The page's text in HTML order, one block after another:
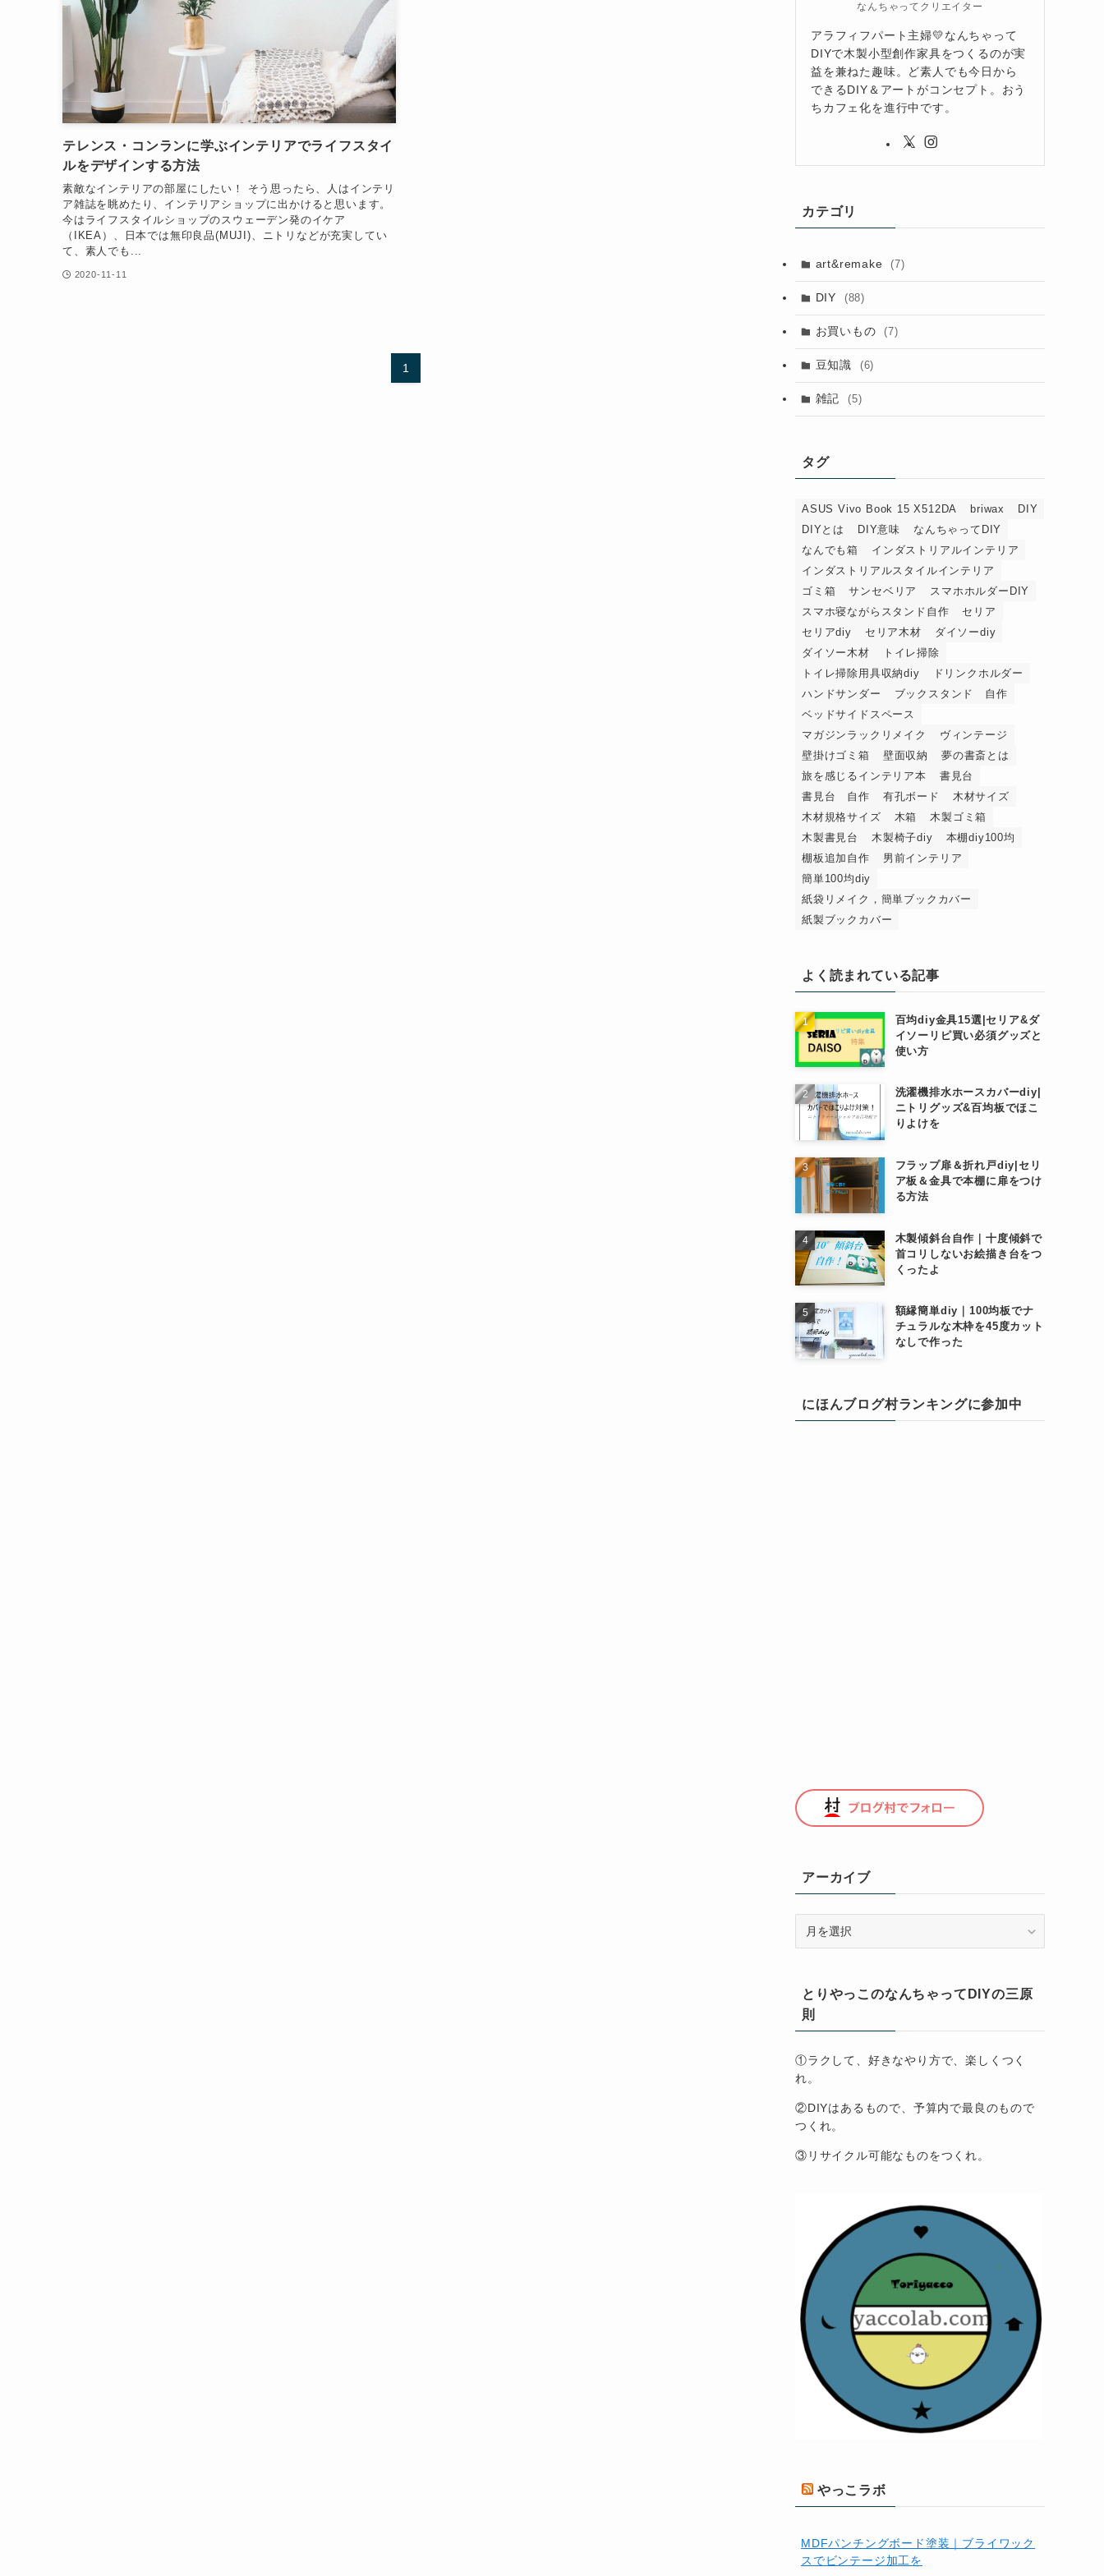
テレンス・コンランに学ぶインテリアでライフスタイ
ルをデザインする方法
素敵なインテリアの部屋にしたい！ そう思ったら、人はインテリ
ア雑誌を眺めたり、インテリアショップに出かけると思います。
今はライフスタイルショップのスウェーデン発のイケア
（IKEA）、日本では無印良品(MUJI)、ニトリなどが充実してい
て、素人でも...
2020-11-11
1
なんちゃってクリエイター
アラフィフパート主婦💛なんちゃって
DIYで木製小型創作家具をつくるのが実
益を兼ねた趣味。ど素人でも今日から
できるDIY＆アートがコンセプト。おう
ちカフェ化を進行中です。
カテゴリ
art&remake (7)
DIY (88)
お買いもの (7)
豆知識 (6)
雑記 (5)
タグ
ASUS Vivo Book 15 X512DA briwax
DIY
DIYとは
DIY意味
なんちゃってDIY
なんでも箱
インダストリアルインテリア
インダストリアルスタイルインテリア
ゴミ箱
サンセベリア
スマホホルダーDIY
スマホ寝ながらスタンド自作
セリア
セリアdiy
セリア木材
ダイソーdiy
ダイソー木材
トイレ掃除
トイレ掃除用具収納diy
ドリンクホルダー
ハンドサンダー
ブックスタンド 自作
ベッドサイドスペース
マガジンラックリメイク
ヴィンテージ
壁掛けゴミ箱
壁面収納
夢の書斎とは
旅を感じるインテリア本
書見台
書見台 自作
有孔ボード
木材サイズ
木材規格サイズ
木箱
木製ゴミ箱
木製書見台
木製椅子diy
本棚diy100均
棚板追加自作
男前インテリア
簡単100均diy
紙袋リメイク，簡単ブックカバー
紙製ブックカバー
よく読まれている記事
百均diy金具15選|セリア&ダ
イソーリピ買い必須グッズと
使い方
洗濯機排水ホースカバーdiy|
ニトリグッズ&百均板でほこ
りよけを
フラップ扉＆折れ戸diy|セリ
ア板＆金具で本棚に扉をつけ
る方法
木製傾斜台自作｜十度傾斜で
首コリしないお絵描き台をつ
くったよ
額縁簡単diy｜100均板でナ
チュラルな木枠を45度カット
なしで作った
にほんブログ村ランキングに参加中
アーカイブ
ブとりやっこのなんちゃってDIYの三原
則
①ラクして、好きなやり方で、楽しくつく
れ。
②DIYはあるもので、予算内で最良のもので
つくれ。
③リサイクル可能なものをつくれ。
やっこラボ
MDFパンチングボード塗装｜ブライワック
スでビンテージ加工を